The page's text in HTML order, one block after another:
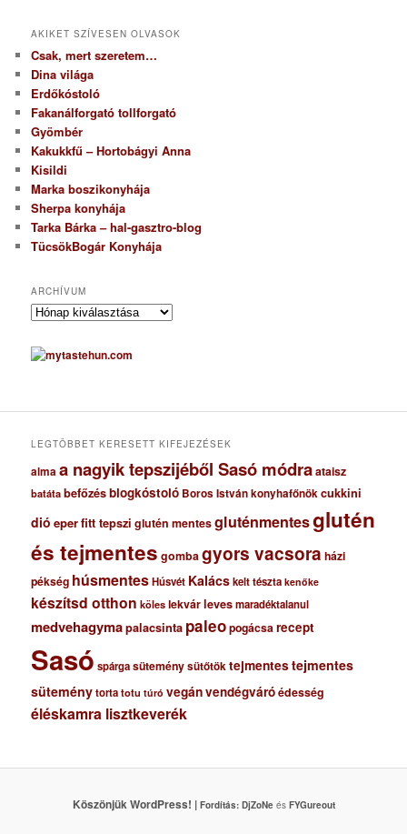
AKIKET SZÍVESEN OLVASOK
Csak, mert szeretem…
Dina világa
Erdőkóstoló
Fakanálforgató tollforgató
Gyömbér
Kakukkfű – Hortobágyi Anna
Kisildi
Marka boszikonyhája
Sherpa konyhája
Tarka Bárka – hal-gasztro-blog
TücsökBogár Konyhája
ARCHÍVUM
A
c
h
u
LEGTÖBBET KERESETT KIFEJEZÉSEK
almaa nagyik tepszijéből Sasó módraataisz
batáta befőzésblogkóstoló Boros István konyhafőnökcukkini
dió eperfitt tepszi glutén mentesgluténmentesglutén
és tejmentes gombagyors vacsora házi
pékség húsmentesHúsvét Kalácskelt tészta kenőke
készítsd otthon köles lekvárlevesmaradéktalanul
medvehagymapalacsinta paleopogácsa recept
Sasó spárgasüteménysütőtöktejmentestejmentes
süteménytorta totu túró vegánvendégváróédesség
éléskamra lisztkeverék
Köszönjük WordPress! | Fordítás: DjZoNeés FYGureout